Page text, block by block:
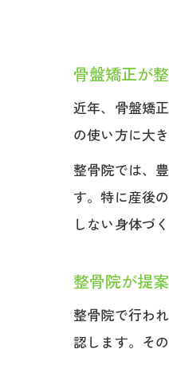
骨盤矯正が
近年、骨盤矯
の使い方に大
整骨院では、
す。特に産後
しない身体づ
整骨院が提
整骨院で行わ
認します。そ